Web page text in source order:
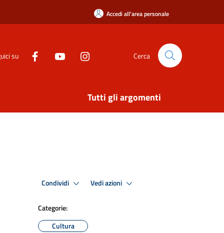
Accedi all'area personale
su Cerca
Tutti gli argomenti
Condividi Vedi azioni
Categorie:
Cultura